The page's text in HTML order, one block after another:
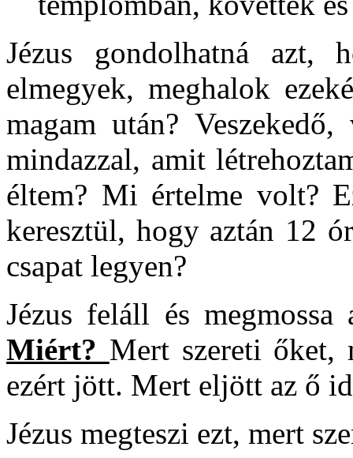
Jézus gondolhatná azt,
elmegyek, meghalok
magam után?
mindazzal, amit
éltem? Mi értelme volt?
keresztül, hogy aztán 12
csapat legyen?
Jézus feláll és
Miért? Mert szereti őket,
ezért jött. Mert eljött az ő
Jézus megteszi ezt, mert